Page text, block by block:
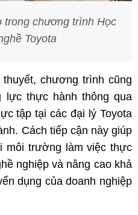
trong chương trình Học
Toyota
chương trình cũng
lực thực hành thông qua
tập tại các đại lý Toyota
Cách tiếp cận này giúp
môi trường làm việc thực
nghiệp và nâng cao khả
dụng của doanh nghiệp